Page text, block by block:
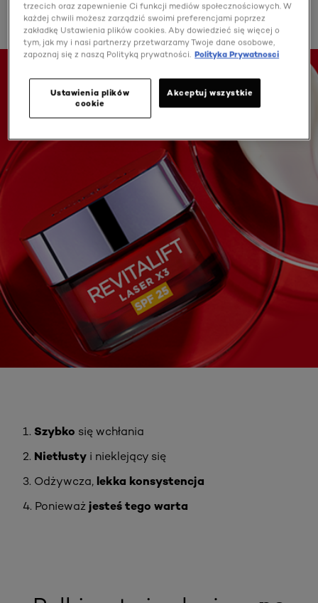
Laser X3
1. Szybko się wchłania
2. Nietłusty i nieklejący się
3. Odżywcza, lekka konsystencja
4. Ponieważ jesteś tego warta
trzecich oraz zapewnienie Ci funkcji mediów społecznościowych. W
każdej chwili możesz zarządzić swoimi preferencjami poprzez
zakładkę Ustawienia plików cookies. Aby dowiedzieć się więcej o
tym, jak my i nasi partnerzy przetwarzamy Twoje dane osobowe,
zapoznaj się z naszą Polityką prywatności. Polityka Prywatnosci
Ustawienia plików
cookie
Akceptuj wszystkie